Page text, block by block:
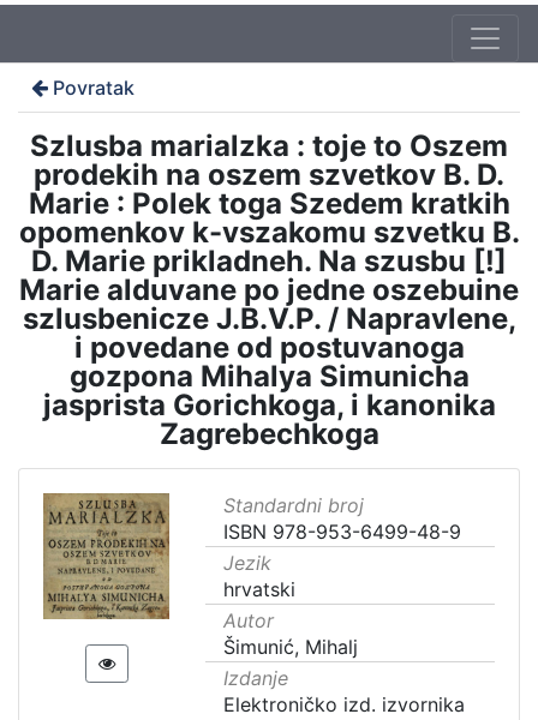
Povratak
Szlusba marialzka : toje to Oszem
prodekih na oszem szvetkov B. D.
Marie : Polek toga Szedem kratkih
opomenkov k-vszakomu szvetku B.
D. Marie prikladneh. Na szusbu [!]
Marie alduvane po jedne oszebuine
szlusbenicze J.B.V.P. / Napravlene,
i povedane od postuvanoga
gozpona Mihalya Simunicha
jasprista Gorichkoga, i kanonika
Zagrebechkoga
Standardni broj
ISBN 978-953-6499-48-9
Jezik
hrvatski
Autor
Šimunić, Mihalj
Izdanje
Elektroničko izd. izvornika